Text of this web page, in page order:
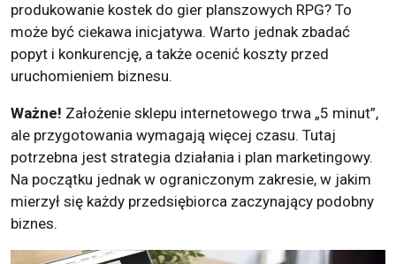
produkowanie kostek do gier planszowych RPG? To
może być ciekawa inicjatywa. Warto jednak zbadać
popyt i konkurencję, a także ocenić koszty przed
uruchomieniem biznesu.
Ważne! Założenie sklepu internetowego trwa „5 minut”,
ale przygotowania wymagają więcej czasu. Tutaj
potrzebna jest strategia działania i plan marketingowy.
Na początku jednak w ograniczonym zakresie, w jakim
mierzył się każdy przedsiębiorca zaczynający podobny
biznes.